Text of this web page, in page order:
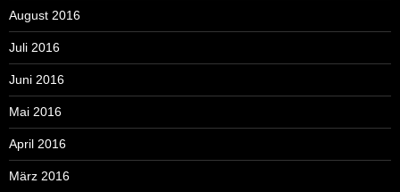
August 2016
Juli 2016
Juni 2016
Mai 2016
April 2016
März 2016